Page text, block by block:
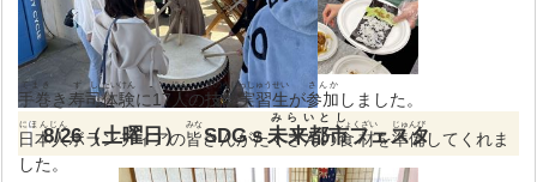
手巻
てまき
き寿司
ずし
体験
たいけん
に17 人
にん
の技能実習生
ぎのうじっしゅうせい
が参加
さんか
しました。
日本人
にほんじん
ボランティアの皆
みな
さんがたくさんの食材
しょくざい
を準備
じゅんび
してくれま
した。
8/26（土曜日） SDGｓ未来都市
みらいとし
フェスタ